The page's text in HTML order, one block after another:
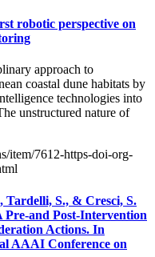
robotic perspective on
approach to
coastal dune habitats by
technologies into
unstructured nature of
item/7612-https-doi-org-
Tardelli, S., & Cresci, S.
Pre-and Post-Intervention
Actions. In
AAAI Conference on